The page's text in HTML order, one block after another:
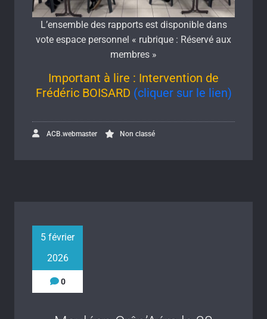
L’ensemble des rapports est disponible dans
vote espace personnel « rubrique : Réservé aux
membres »
Important à lire : Intervention de
Frédéric BOISARD (cliquer sur le lien)
ACB.webmaster Non classé
5 février
2026
0